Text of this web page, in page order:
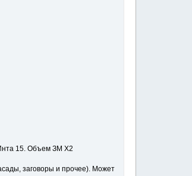
15. Объем ЗМ X2
заговоры и прочее). Может